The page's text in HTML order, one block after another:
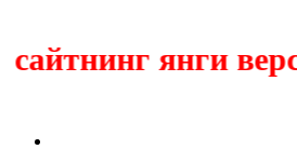
янги